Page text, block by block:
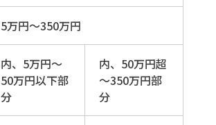
5万円～350万円
内、5万円～
50万円以下部
分
内、50万円超
～350万円部
分